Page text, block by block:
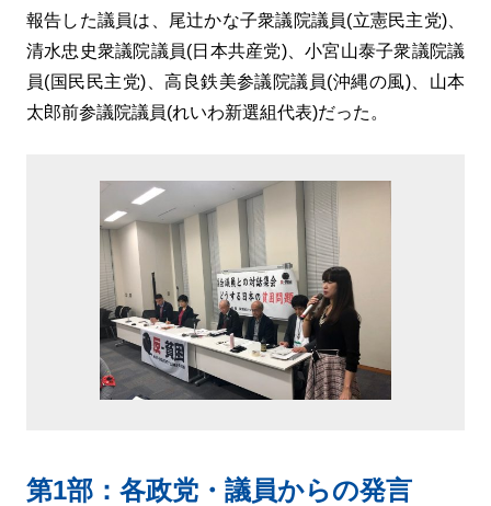
報告した議員は、尾辻かな子衆議院議員(立憲民主党)、
清水忠史衆議院議員(日本共産党)、小宮山泰子衆議院議
員(国民民主党)、高良鉄美参議院議員(沖縄の風)、山本
太郎前参議院議員(れいわ新選組代表)だった。
第1部：各政党・議員からの発言